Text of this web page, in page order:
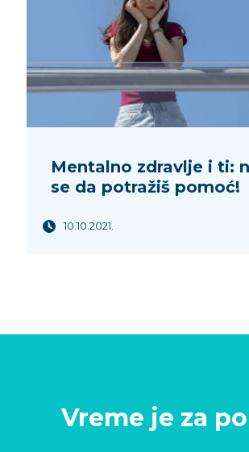
Mentalno zdravlje i ti:
se da potražiš pomoć!
10.10.2021.
Vreme je za